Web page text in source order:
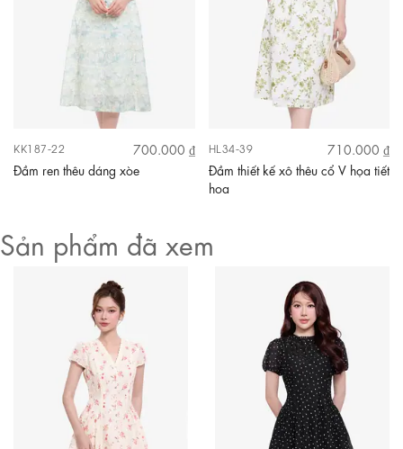
KK187-22
700.000 ₫
Đầm ren thêu dáng xòe
HL34-39
710.000 ₫
Đầm thiết kế xô thêu cổ V họa tiết
hoa
Sản phẩm đã xem